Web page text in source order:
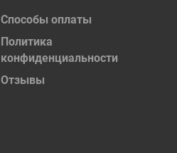
Способы оплаты
Политика
конфиденциальности
Отзывы